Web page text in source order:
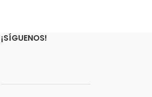
¡SÍGUENOS!